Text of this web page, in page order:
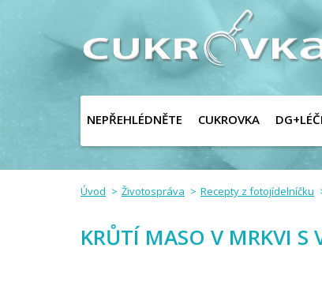
NEPŘEHLÉDNĚTE CUKROVKA
Úvod Životospráva Recepty z fotojídelníčku
KRŮTÍ MASO V MRKVI S